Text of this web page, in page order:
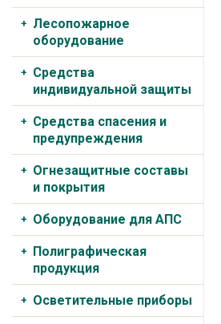
Лесопожарное
оборудование
Средства
индивидуальной защиты
Средства спасения и
предупреждения
Огнезащитные составы
и покрытия
Оборудование для АПС
Полиграфическая
продукция
Осветительные приборы